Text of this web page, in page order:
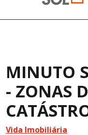
MINUTO
- ZONAS
Vida Imobiliária